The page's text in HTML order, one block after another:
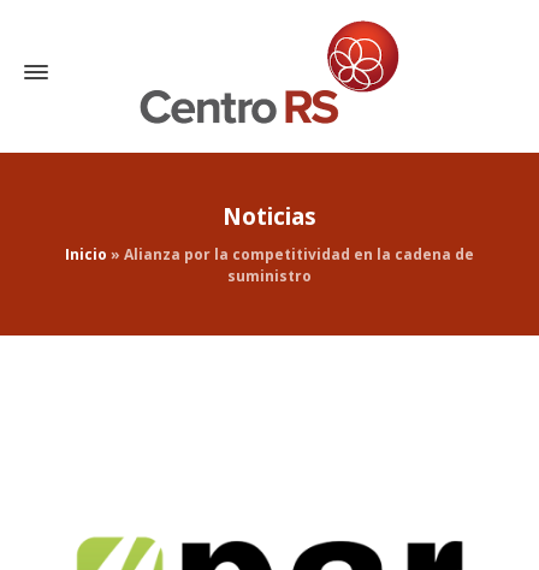
Noticias
Inicio » Alianza por la competitividad en la cadena de
suministro